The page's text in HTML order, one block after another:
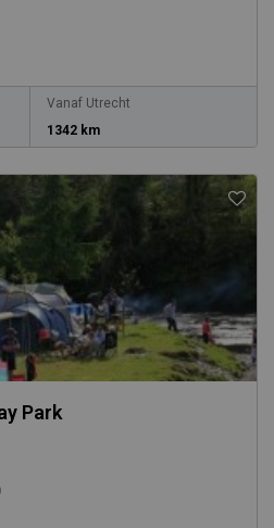
Vanaf Utrecht
1342 km
Park